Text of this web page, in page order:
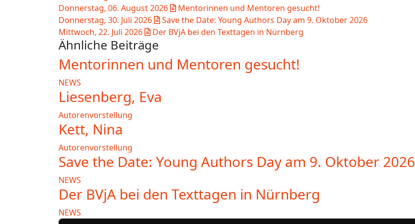
Donnerstag, 06. August 2026
Mentorinnen und Mentoren gesucht!
Donnerstag, 30. Juli 2026
Save the Date: Young Authors Day am 9. Oktober 2026
Mittwoch, 22. Juli 2026
Der BVjA bei den Texttagen in Nürnberg
Ähnliche Beiträge
Mentorinnen und Mentoren gesucht!
NEWS
Liesenberg, Eva
Autorenvorstellung
Kett, Nina
Autorenvorstellung
Save the Date: Young Authors Day am 9. Oktober 2026
NEWS
Der BVjA bei den Texttagen in Nürnberg
NEWS